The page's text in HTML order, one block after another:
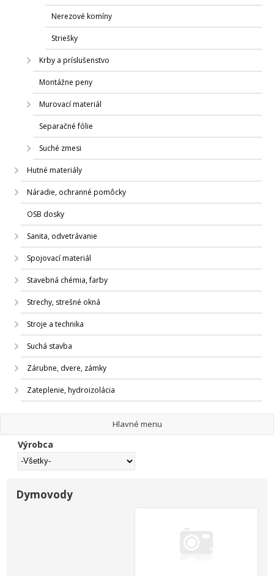
Nerezové komíny
Striešky
Krby a príslušenstvo
Montážne peny
Murovací materiál
Separačné fólie
Suché zmesi
Hutné materiály
Náradie, ochranné pomôcky
OSB dosky
Sanita, odvetrávanie
Spojovací materiál
Stavebná chémia, farby
Strechy, strešné okná
Stroje a technika
Suchá stavba
Zárubne, dvere, zámky
Zateplenie, hydroizolácia
Hlavné menu
Výrobca
Dymovody